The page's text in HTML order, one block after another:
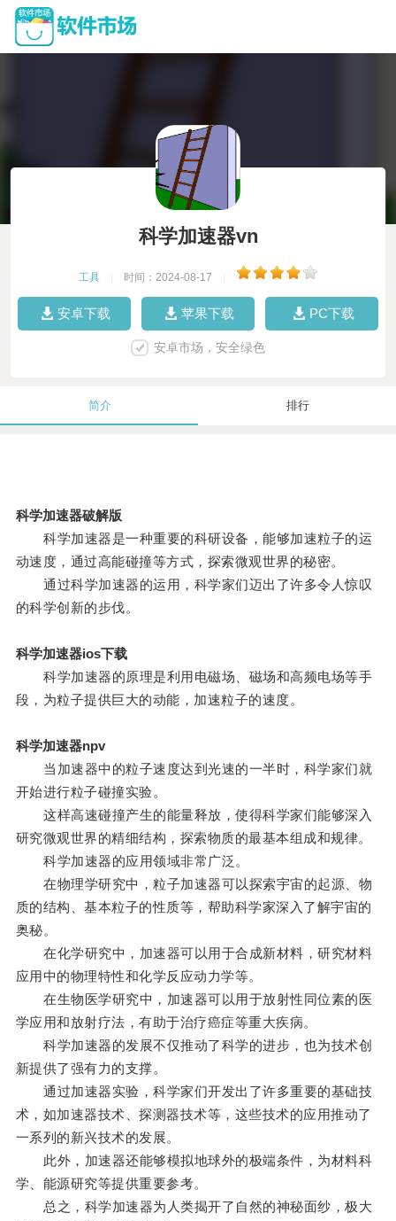
科学加速器vn
工具 时间：2024-08-17
安卓下载 苹果下载 PC下载
安卓市场，安全绿色
简介 排行
科学加速器破解版
科学加速器是一种重要的科研设备，能够加速粒子的运
动速度，通过高能碰撞等方式，探索微观世界的秘密。
通过科学加速器的运用，科学家们迈出了许多令人惊叹
的科学创新的步伐。
科学加速器ios下载
科学加速器的原理是利用电磁场、磁场和高频电场等手
段，为粒子提供巨大的动能，加速粒子的速度。
科学加速器npv
当加速器中的粒子速度达到光速的一半时，科学家们就
开始进行粒子碰撞实验。
这样高速碰撞产生的能量释放，使得科学家们能够深入
研究微观世界的精细结构，探索物质的最基本组成和规律。
科学加速器的应用领域非常广泛。
在物理学研究中，粒子加速器可以探索宇宙的起源、物
质的结构、基本粒子的性质等，帮助科学家深入了解宇宙的
奥秘。
在化学研究中，加速器可以用于合成新材料，研究材料
应用中的物理特性和化学反应动力学等。
在生物医学研究中，加速器可以用于放射性同位素的医
学应用和放射疗法，有助于治疗癌症等重大疾病。
科学加速器的发展不仅推动了科学的进步，也为技术创
新提供了强有力的支撑。
通过加速器实验，科学家们开发出了许多重要的基础技
术，如加速器技术、探测器技术等，这些技术的应用推动了
一系列的新兴技术的发展。
此外，加速器还能够模拟地球外的极端条件，为材料科
学、能源研究等提供重要参考。
总之，科学加速器为人类揭开了自然的神秘面纱，极大